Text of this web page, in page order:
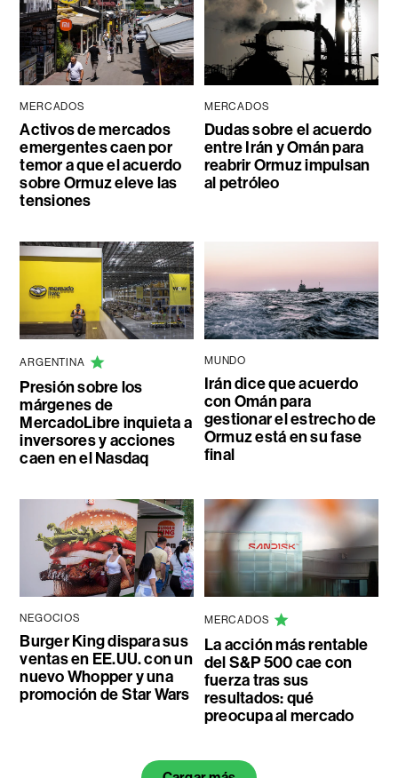
MERCADOS
Activos de mercados
emergentes caen por
temor a que el acuerdo
sobre Ormuz eleve las
tensiones
MERCADOS
Dudas sobre el acuerdo
entre Irán y Omán para
reabrir Ormuz impulsan
al petróleo
ARGENTINA
Presión sobre los
márgenes de
MercadoLibre inquieta a
inversores y acciones
caen en el Nasdaq
MUNDO
Irán dice que acuerdo
con Omán para
gestionar el estrecho de
Ormuz está en su fase
final
NEGOCIOS
Burger King dispara sus
ventas en EE.UU. con un
nuevo Whopper y una
promoción de Star Wars
MERCADOS
La acción más rentable
del S&P 500 cae con
fuerza tras sus
resultados: qué
preocupa al mercado